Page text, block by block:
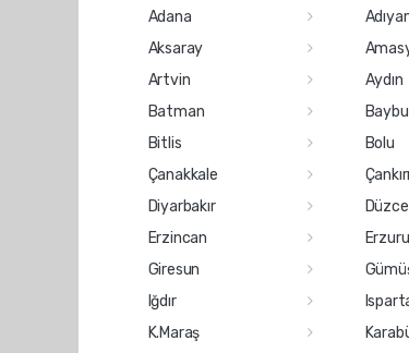
Adana
Aksaray
Artvin
Aydın
Batman
Bitlis
Bolu
Çanakkale
Çankırı
Diyarbakır
Düzce
Erzincan
Giresun
Iğdır
K.Maraş